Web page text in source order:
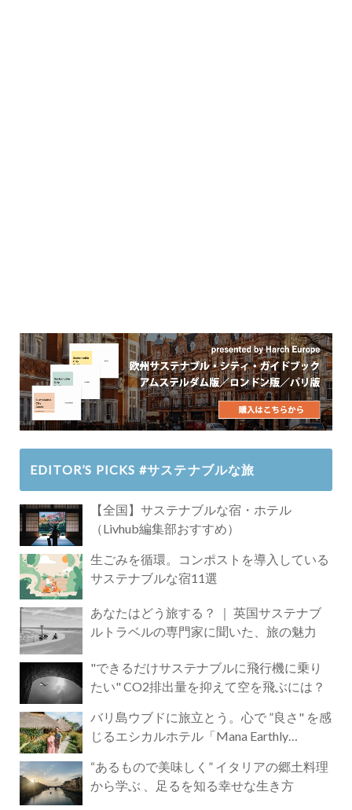
EDITOR’S PICKS #サステナブルな旅
【全国】サステナブルな宿・ホテル
（Livhub編集部おすすめ）
生ごみを循環。コンポストを導入している
サステナブルな宿11選
あなたはどう旅する？ ｜ 英国サステナブ
ルトラベルの専門家に聞いた、旅の魅力
"できるだけサステナブルに飛行機に乗り
たい" CO2排出量を抑えて空を飛ぶには？
バリ島ウブドに旅立とう。心で ”良さ" を感
じるエシカルホテル「Mana Earthly
“あるもので美味しく” イタリアの郷土料理
から学ぶ 、足るを知る幸せな生き方